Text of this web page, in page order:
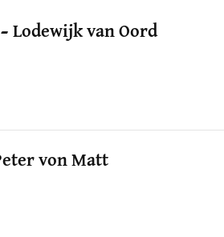
Lodewijk van Oord
von Matt